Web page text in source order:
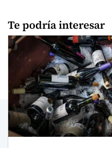
Te podría interesar